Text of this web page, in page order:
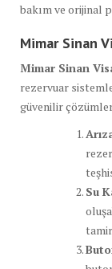
bakım ve orijinal
Mimar Sinan
Mimar Sinan
rezervuar
güvenilir
Su